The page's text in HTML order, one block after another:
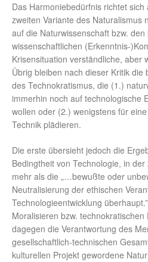
Das Harmoniebedürfnis richtet
zweiten Variante des Naturalismus
auf die Naturwissenschaft bzw.
wissenschaftlichen (Erkenntnis-
Krisensituation verständliche, aber
Übrig bleiben nach dieser Kritik die
des Technokratismus, die (1.)
immerhin noch auf technologische
wollen oder (2.) wenigstens für
Technik plädieren.
Die erste übersieht jedoch die
Bedingtheit von Technologie, in
mehr als die „…bewußte oder
Neutralisierung der ethischen
Technologieentwicklung
Moralisieren bzw.
dagegen die Verantwortung des
gesellschaftlich-technischen
kulturellen Projekt gewordene